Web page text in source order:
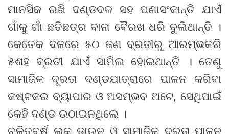
ମାନସିକ ରଖି ଦଣ୍ଡଦଳ ସହ ପଣାସଂକାନ୍ତି ଯାଏଁ
ଗାଁକୁ ଗାଁ ଛତିଛତ୍ର ବାନା ବୈରଖ ଧରି ବୁଲିଥାନ୍ତି ।
କେତେକ ଦଳରେ ୫୦ ଜଣ ବ୍ରତୀରୁ ଆରମ୍ଭକରି
୫ଶହ ବ୍ରତୀ ଯାଏଁ ସାମିଲ ହୋଇଥାନ୍ତି । ତେଣୁ
ସାମାଜିକ ଦୂରତା ଦଣ୍ଡଯାତ୍ରାରେ ପାଳନ କରିବା
କଷ୍ଟକର ବ୍ୟାପାର ଓ ଅସମ୍ଭବ ଅଟେ, ସେଥିପାଇଁ
କେହି ଦଣ୍ଡ ଉଠାଇନଥିଲେ ।
ଚଳିତବର୍ଷ ଲକ୍ ଡାଉନ ଓ ସାମାଜିକ ଦୂରତା ପାଳନ